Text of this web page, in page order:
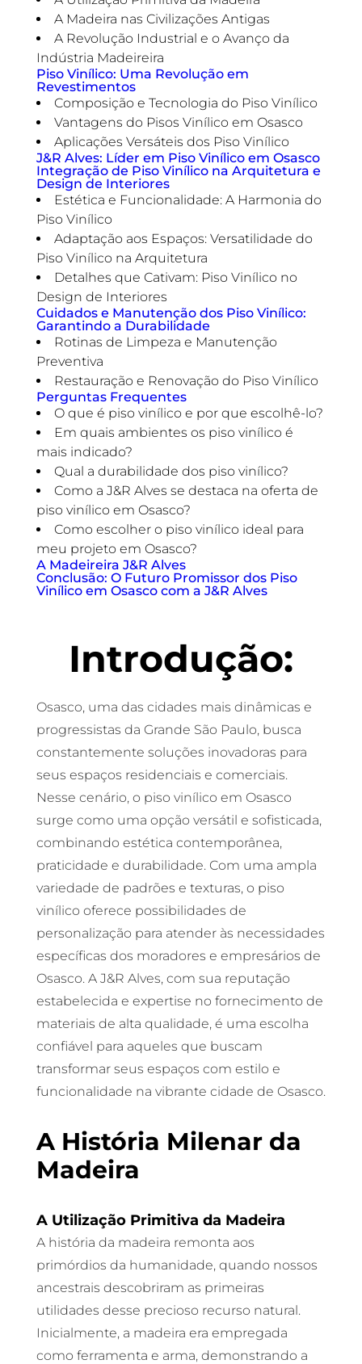
A Madeira nas Civilizações Antigas
A Revolução Industrial e o Avanço da
Indústria Madeireira
Piso Vinílico: Uma Revolução em
Revestimentos
Composição e Tecnologia do Piso Vinílico
Vantagens do Pisos Vinílico em Osasco
Aplicações Versáteis dos Piso Vinílico
J&R Alves: Líder em Piso Vinílico em Osasco
Integração de Piso Vinílico na Arquitetura e
Design de Interiores
Estética e Funcionalidade: A Harmonia do
Piso Vinílico
Adaptação aos Espaços: Versatilidade do
Piso Vinílico na Arquitetura
Detalhes que Cativam: Piso Vinílico no
Design de Interiores
Cuidados e Manutenção dos Piso Vinílico:
Garantindo a Durabilidade
Rotinas de Limpeza e Manutenção
Preventiva
Restauração e Renovação do Piso Vinílico
Perguntas Frequentes
O que é piso vinílico e por que escolhê-lo?
Em quais ambientes os piso vinílico é
mais indicado?
Qual a durabilidade dos piso vinílico?
Como a J&R Alves se destaca na oferta de
piso vinílico em Osasco?
Como escolher o piso vinílico ideal para
meu projeto em Osasco?
A Madeireira J&R Alves
Conclusão: O Futuro Promissor dos Piso
Vinílico em Osasco com a J&R Alves
Introdução:
Osasco, uma das cidades mais dinâmicas e
progressistas da Grande São Paulo, busca
constantemente soluções inovadoras para
seus espaços residenciais e comerciais.
Nesse cenário, o piso vinílico em Osasco
surge como uma opção versátil e sofisticada,
combinando estética contemporânea,
praticidade e durabilidade. Com uma ampla
variedade de padrões e texturas, o piso
vinílico oferece possibilidades de
personalização para atender às necessidades
específicas dos moradores e empresários de
Osasco. A J&R Alves, com sua reputação
estabelecida e expertise no fornecimento de
materiais de alta qualidade, é uma escolha
confiável para aqueles que buscam
transformar seus espaços com estilo e
funcionalidade na vibrante cidade de Osasco.
A História Milenar da
Madeira
A Utilização Primitiva da Madeira
A história da madeira remonta aos
primórdios da humanidade, quando nossos
ancestrais descobriram as primeiras
utilidades desse precioso recurso natural.
Inicialmente, a madeira era empregada
como ferramenta e arma, demonstrando a